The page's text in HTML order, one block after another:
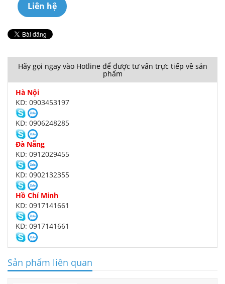
Liên hệ
Hãy gọi ngay vào Hotline để được tư vấn trực tiếp về sản
phẩm
Hà Nội
KD: 0903453197
KD: 0906248285
Đà Nẵng
KD: 0912029455
KD: 0902132355
Hồ Chí Minh
KD: 0917141661
KD: 0917141661
Sản phẩm liên quan